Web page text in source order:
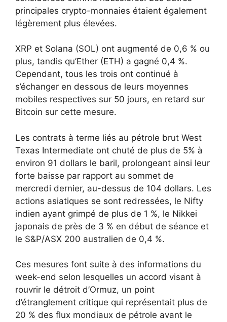
principales crypto-monnaies étaient également
légèrement plus élevées.
XRP et Solana (SOL) ont augmenté de 0,6 % ou
plus, tandis qu’Ether (ETH) a gagné 0,4 %.
Cependant, tous les trois ont continué à
s’échanger en dessous de leurs moyennes
mobiles respectives sur 50 jours, en retard sur
Bitcoin sur cette mesure.
Les contrats à terme liés au pétrole brut West
Texas Intermediate ont chuté de plus de 5% à
environ 91 dollars le baril, prolongeant ainsi leur
forte baisse par rapport au sommet de
mercredi dernier, au-dessus de 104 dollars. Les
actions asiatiques se sont redressées, le Nifty
indien ayant grimpé de plus de 1 %, le Nikkei
japonais de près de 3 % en début de séance et
le S&P/ASX 200 australien de 0,4 %.
Ces mesures font suite à des informations du
week-end selon lesquelles un accord visant à
rouvrir le détroit d’Ormuz, un point
d’étranglement critique qui représentait plus de
20 % des flux mondiaux de pétrole avant le